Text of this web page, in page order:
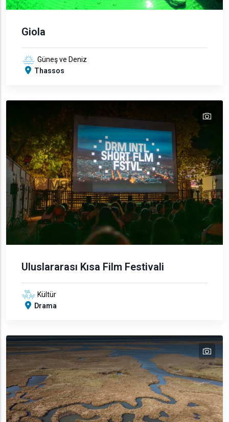
Giola
Güneş ve Deniz
Thassos
Uluslararası Kısa Film Festivali
Kültür
Drama
text